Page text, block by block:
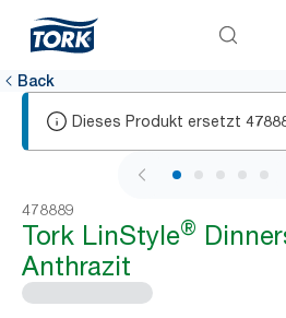
Back
Dieses Produkt ersetzt
1 / 5
478889
Tork LinStyle®
Anthrazit